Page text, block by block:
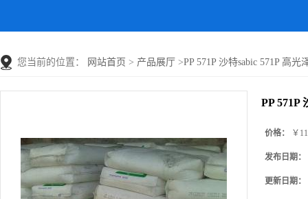
您当前的位置： 网站首页 > 产品展厅 >PP 571P 沙特sabic 571P 高光
PP 571P
价格： ￥
发布日期：
更新日期：